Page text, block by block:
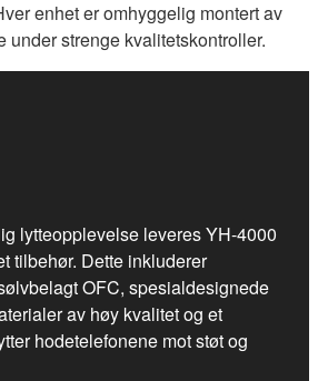
enhet er omhyggelig montert av
under strenge kvalitetskontroller.
lytteopplevelse leveres YH-4000
tilbehør. Dette inkluderer
OFC, spesialdesignede
av høy kvalitet og et
hodetelefonene mot støt og